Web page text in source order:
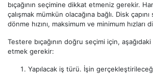
bıçağının seçimine dikkat etmeniz gerekir.
çalışmak mümkün olacağına bağlı. Disk
dönme hızını, maksimum ve minimum hızları
Testere bıçağının doğru seçimi için,
etmek gerekir:
Yapılacak iş türü. İşin